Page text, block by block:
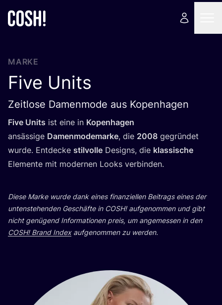
MARKE
Five Units
Zeitlose Damenmode aus Kopenhagen
Five Units ist eine in Kopen­ha­gen
ansäs­si­ge Damen­mo­de­mar­ke, die 2008 gegrün­det
wur­de. Ent­de­cke stil­vol­le Designs, die klas­si­sche
Ele­men­te mit moder­nen Looks verbinden.
Die­se Mar­ke wur­de dank eines finan­zi­el­len Bei­trags eines der
unten­ste­hen­den Geschäf­te in COSH! auf­ge­nom­men und gibt
nicht genü­gend Infor­ma­tio­nen preis, um ange­mes­sen in den
COSH! Brand Indexauf­ge­nom­men zu werden.